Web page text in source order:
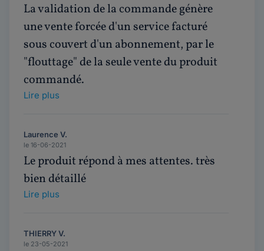
La validation de la commande génère
une vente forcée d'un service facturé
sous couvert d'un abonnement, par le
"flouttage" de la seule vente du produit
commandé.
Lire plus
Laurence V.
le 16-06-2021
Le produit répond à mes attentes. très
bien détaillé
Lire plus
THIERRY V.
le 23-05-2021